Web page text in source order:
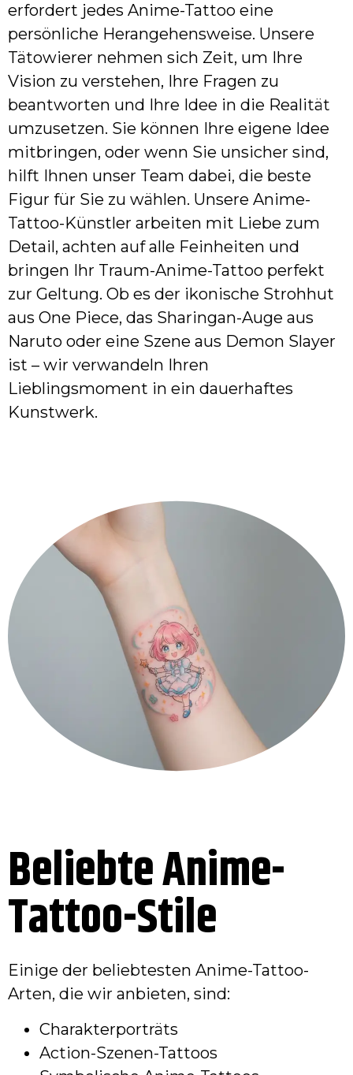
erfordert jedes Anime-Tattoo eine
persönliche Herangehensweise. Unsere
Tätowierer nehmen sich Zeit, um Ihre
Vision zu verstehen, Ihre Fragen zu
beantworten und Ihre Idee in die Realität
umzusetzen. Sie können Ihre eigene Idee
mitbringen, oder wenn Sie unsicher sind,
hilft Ihnen unser Team dabei, die beste
Figur für Sie zu wählen. Unsere Anime-
Tattoo-Künstler arbeiten mit Liebe zum
Detail, achten auf alle Feinheiten und
bringen Ihr Traum-Anime-Tattoo perfekt
zur Geltung. Ob es der ikonische Strohhut
aus One Piece, das Sharingan-Auge aus
Naruto oder eine Szene aus Demon Slayer
ist – wir verwandeln Ihren
Lieblingsmoment in ein dauerhaftes
Kunstwerk.
Beliebte Anime-
Tattoo-Stile
Einige der beliebtesten Anime-Tattoo-
Arten, die wir anbieten, sind:
Charakterporträts
Action-Szenen-Tattoos